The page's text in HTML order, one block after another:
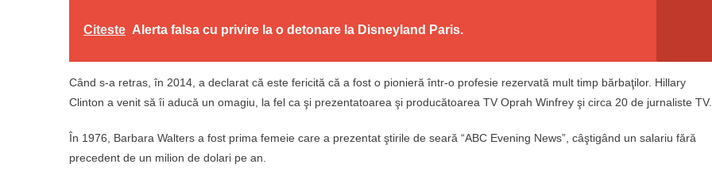
Citeste Alerta falsa cu privire la o detonare la Disneyland Paris.
Când s-a retras, în 2014, a declarat că este fericită că a fost o pionieră într-o profesie rezervată mult timp bărbaţilor. Hillary
Clinton a venit să îi aducă un omagiu, la fel ca şi prezentatoarea şi producătoarea TV Oprah Winfrey şi circa 20 de jurnaliste TV.
În 1976, Barbara Walters a fost prima femeie care a prezentat ştirile de seară “ABC Evening News”, câştigând un salariu fără
precedent de un milion de dolari pe an.